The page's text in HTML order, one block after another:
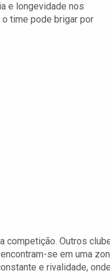
e longevidade nos
time pode brigar por
competição. Outros
se em uma
e rivalidade,